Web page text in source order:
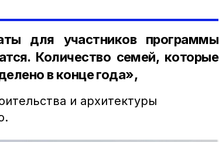
для участников программы
Количество семей, которые
в конце года»,
и архитектуры